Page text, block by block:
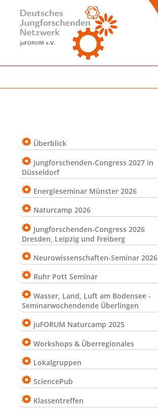
Überblick
Jungforschenden-Congress 2027 in
Düsseldorf
Energieseminar Münster 2026
Naturcamp 2026
Jungforschenden-Congress 2026
Dresden, Leipzig und Freiberg
Neurowissenschaften-Seminar 2026
Ruhr Pott Seminar
Wasser, Land, Luft am Bodensee -
Seminarwochendende Überlingen
juFORUM Naturcamp 2025
Workshops & Überregionales
Lokalgruppen
SciencePub
Klassentreffen